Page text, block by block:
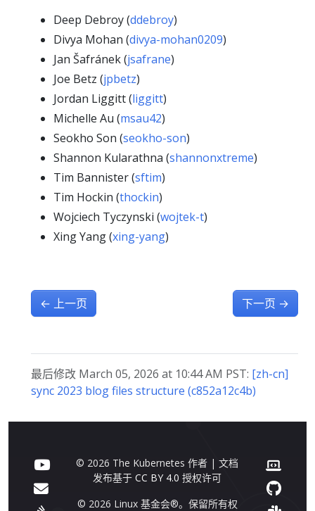
Deep Debroy (ddebroy)
Divya Mohan (divya-mohan0209)
Jan Šafránek (jsafrane)
Joe Betz (jpbetz)
Jordan Liggitt (liggitt)
Michelle Au (msau42)
Seokho Son (seokho-son)
Shannon Kularathna (shannonxtreme)
Tim Bannister (sftim)
Tim Hockin (thockin)
Wojciech Tyczynski (wojtek-t)
Xing Yang (xing-yang)
← 上一页 下一页 →
最后修改 March 05, 2026 at 10:44 AM PST: [zh-cn]
sync 2023 blog files structure (c852a12c4b)
© 2026 The Kubernetes 作者 | 文档
发布基于CC BY 4.0 授权许可
© 2026 Linux 基金会®。保留所有权